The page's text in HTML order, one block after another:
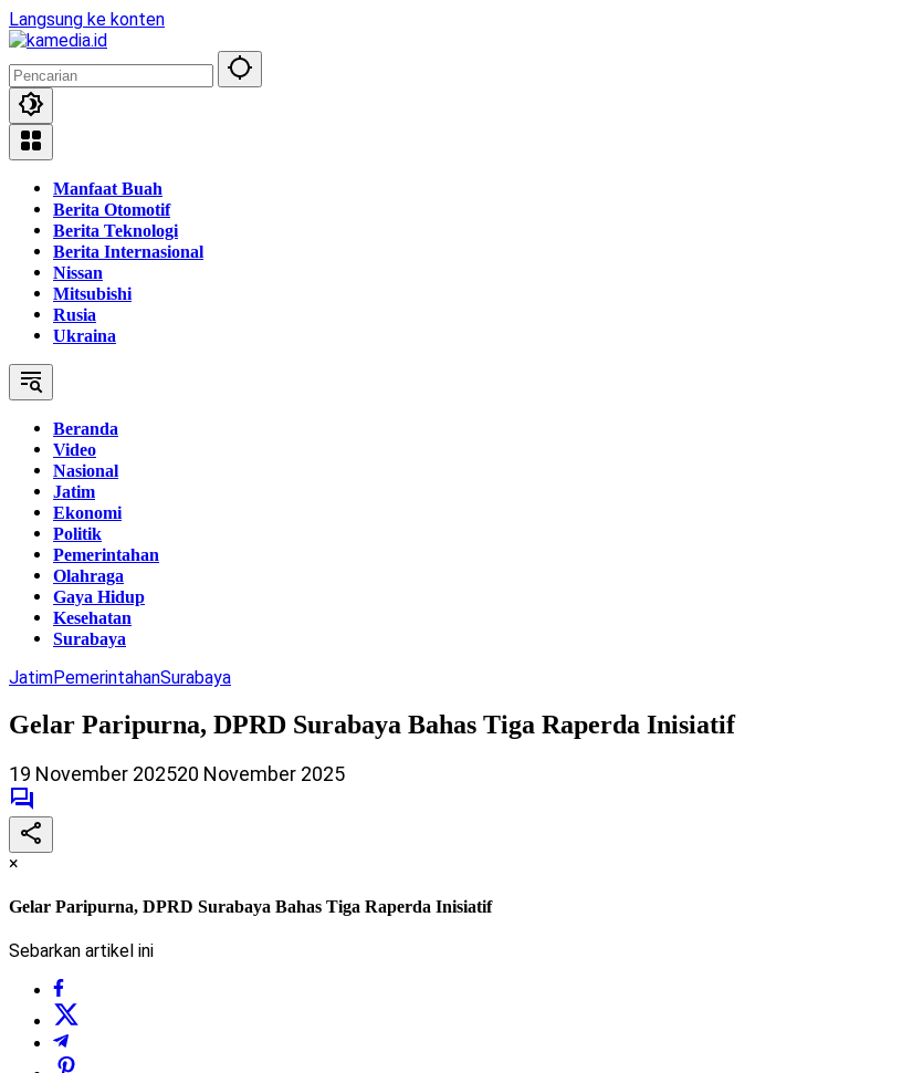
Langsung ke konten
Manfaat Buah
Berita Otomotif
Berita Teknologi
Berita Internasional
Nissan
Mitsubishi
Rusia
Ukraina
Beranda
Video
Nasional
Jatim
Ekonomi
Politik
Pemerintahan
Olahraga
Gaya Hidup
Kesehatan
Surabaya
JatimPemerintahanSurabaya
Gelar Paripurna, DPRD Surabaya Bahas Tiga Raperda Inisiatif
19 November 202520 November 2025
×
Gelar Paripurna, DPRD Surabaya Bahas Tiga Raperda Inisiatif
Sebarkan artikel ini